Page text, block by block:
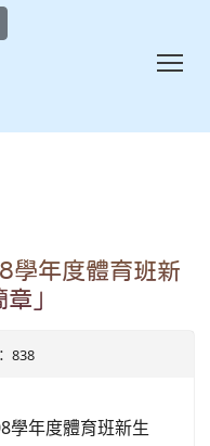
學年度體育班新
」
838
學年度體育班新生